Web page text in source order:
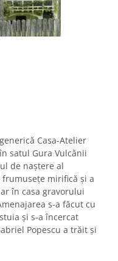
Casa-Atelier
satul Gura Vulcănii
de naştere al
mirifică și a
în casa gravorului
s-a făcut cu
și s-a încercat
Popescu a trăit și